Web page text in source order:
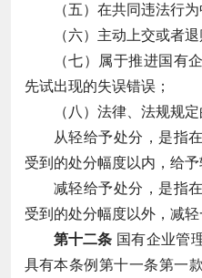
（五）在共同违法行
（六）主动上交或者
（七）属于推进国有
先试出现的失误错误；
（八）法律、法规规
从轻给予处分，是指
受到的处分幅度以内，给予
减轻给予处分，是指
受到的处分幅度以外，减轻
第十二条 国有企业管
具有本条例第十一条第一